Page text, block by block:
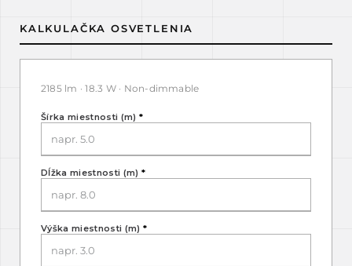
KALKULAČKA OSVETLENIA
2185 lm · 18.3 W · Non-dimmable
Šírka miestnosti (m) *
Dĺžka miestnosti (m) *
Výška miestnosti (m) *